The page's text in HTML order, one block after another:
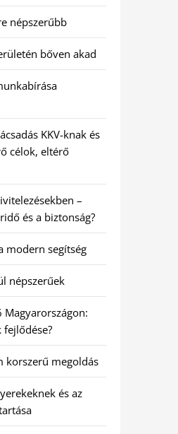
népszerűbb
bőven akad
KKV-knak és
célok, eltérő
–
és a biztonság?
modern segítség
népszerűek
Magyarországon:
korszerű megoldás
és az